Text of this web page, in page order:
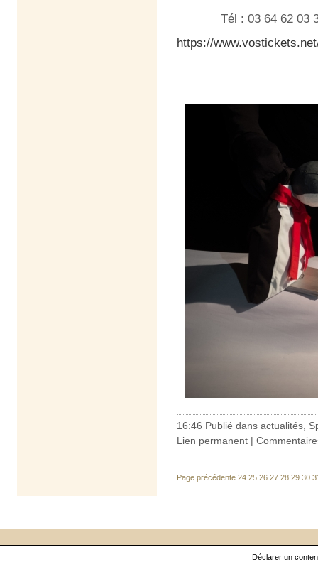
Tél : 03 64 62 03
https://
16:46 Publié dans actualités
Lien permanent |
Page précédente 24 25 26 27 28 29 30
Déclarer un